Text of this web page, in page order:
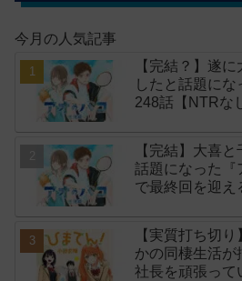
今月の人気記事
【完結？】遂
したと話題にな
248話【NTRな
【完結】大喜
話題になった『
で最終回を迎え
【実質打ち切
かの同棲生活が
社長を頑張って